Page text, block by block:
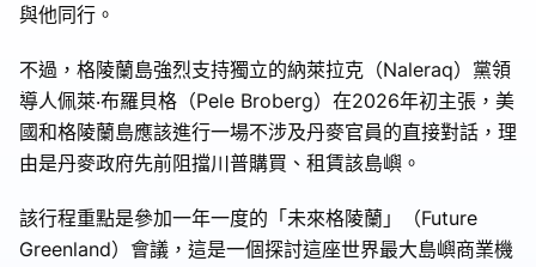
與他同行。
不過，格陵蘭島強烈支持獨立的納萊拉克（Naleraq）黨領
導人佩萊‧布羅貝格（Pele Broberg）在2026年初主張，美
國和格陵蘭島應該進行一場不涉及丹麥官員的直接對話，理
由是丹麥政府先前阻擋川普購買、租賃該島嶼。
該行程重點是參加一年一度的「未來格陵蘭」（Future
Greenland）會議，這是一個探討這座世界最大島嶼商業機